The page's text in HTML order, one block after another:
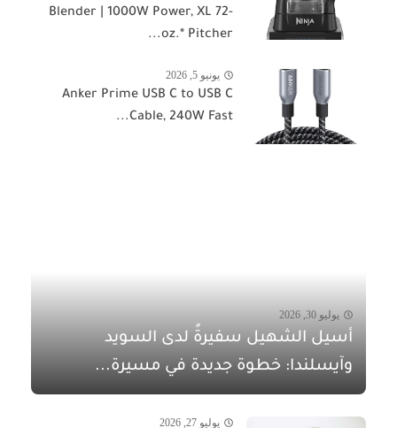
Blender | 1000W Power, XL 72-
oz.* Pitcher...
يونيو 5, 2026
Anker Prime USB C to USB C
Cable, 240W Fast...
يوليو 30, 2026
أسيل الشهيل سفيرةً لدى السويد
وآيسلندا: خطوة جديدة في مسيرة...
يوليو 27, 2026